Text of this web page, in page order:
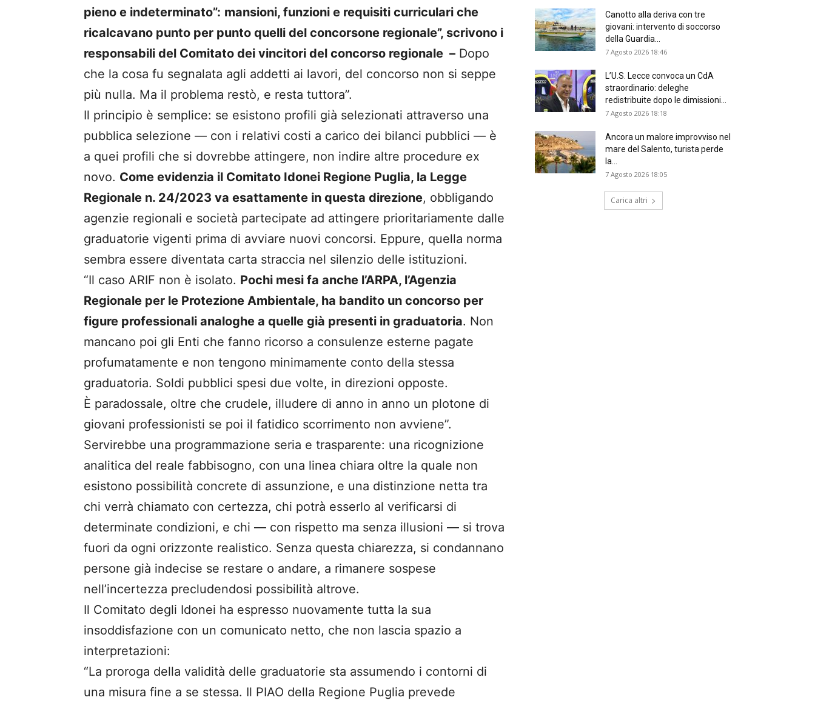
pieno e indeterminato”: mansioni, funzioni e requisiti curriculari che
ricalcavano punto per punto quelli del concorsone regionale”, scrivono i
responsabili del Comitato dei vincitori del concorso regionale – Dopo
che la cosa fu segnalata agli addetti ai lavori, del concorso non si seppe
più nulla. Ma il problema restò, e resta tuttora”.
Il principio è semplice: se esistono profili già selezionati attraverso una
pubblica selezione — con i relativi costi a carico dei bilanci pubblici — è
a quei profili che si dovrebbe attingere, non indire altre procedure ex
novo. Come evidenzia il Comitato Idonei Regione Puglia, la Legge
Regionale n. 24/2023 va esattamente in questa direzione, obbligando
agenzie regionali e società partecipate ad attingere prioritariamente dalle
graduatorie vigenti prima di avviare nuovi concorsi. Eppure, quella norma
sembra essere diventata carta straccia nel silenzio delle istituzioni.
“Il caso ARIF non è isolato. Pochi mesi fa anche l’ARPA, l’Agenzia
Regionale per le Protezione Ambientale, ha bandito un concorso per
figure professionali analoghe a quelle già presenti in graduatoria. Non
mancano poi gli Enti che fanno ricorso a consulenze esterne pagate
profumatamente e non tengono minimamente conto della stessa
graduatoria. Soldi pubblici spesi due volte, in direzioni opposte.
È paradossale, oltre che crudele, illudere di anno in anno un plotone di
giovani professionisti se poi il fatidico scorrimento non avviene”.
Servirebbe una programmazione seria e trasparente: una ricognizione
analitica del reale fabbisogno, con una linea chiara oltre la quale non
esistono possibilità concrete di assunzione, e una distinzione netta tra
chi verrà chiamato con certezza, chi potrà esserlo al verificarsi di
determinate condizioni, e chi — con rispetto ma senza illusioni — si trova
fuori da ogni orizzonte realistico. Senza questa chiarezza, si condannano
persone già indecise se restare o andare, a rimanere sospese
nell’incertezza precludendosi possibilità altrove.
Il Comitato degli Idonei ha espresso nuovamente tutta la sua
insoddisfazione con un comunicato netto, che non lascia spazio a
interpretazioni:
“La proroga della validità delle graduatorie sta assumendo i contorni di
una misura fine a se stessa. Il PIAO della Regione Puglia prevede
Canotto alla deriva con tre
giovani: intervento di soccorso
della Guardia...
7 Agosto 2026 18:46
L’U.S. Lecce convoca un CdA
straordinario: deleghe
redistribuite dopo le dimissioni...
7 Agosto 2026 18:18
Ancora un malore improvviso nel
mare del Salento, turista perde
la...
7 Agosto 2026 18:05
Carica altri